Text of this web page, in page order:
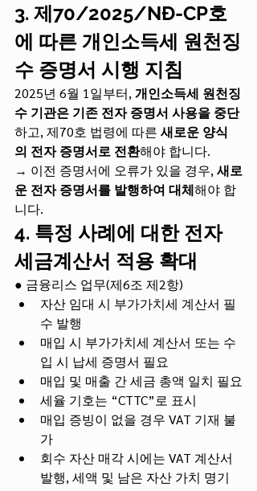
3. 제70/2025/NĐ-CP호
에 따른 개인소득세 원천징
수 증명서 시행 지침
2025년 6월 1일부터, 개인소득세 원천징
수 기관은 기존 전자 증명서 사용을 중단
하고, 제70호 법령에 따른 새로운 양식
의 전자 증명서로 전환해야 합니다.
→ 이전 증명서에 오류가 있을 경우, 새로
운 전자 증명서를 발행하여 대체해야 합
니다.
4. 특정 사례에 대한 전자
세금계산서 적용 확대
● 금융리스 업무(제6조 제2항)
자산 임대 시 부가가치세 계산서 필
수 발행
매입 시 부가가치세 계산서 또는 수
입 시 납세 증명서 필요
매입 및 매출 간 세금 총액 일치 필요
세율 기호는 “CTTC”로 표시
매입 증빙이 없을 경우 VAT 기재 불
가
회수 자산 매각 시에는 VAT 계산서
발행, 세액 및 남은 자산 가치 명기